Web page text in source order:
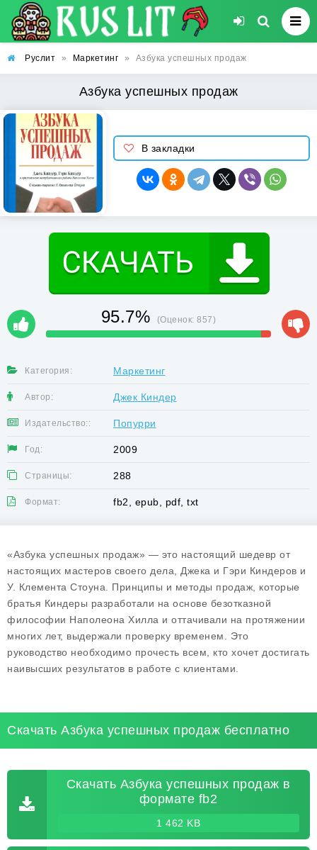
Руслит » Маркетинг » Азбука успешных продаж
Азбука успешных продаж
В закладки
95.7% (Оценок:857)
Категория: Маркетинг
Автор: Джек Киндер
Издательство:: Попурри
Год: 2009
Страницы: 288
Формат: fb2, epub, pdf, txt
«Азбука успешных продаж» — это настоящий шедевр от
настоящих мастеров своего дела, Джека и Гэри Киндеров и
У. Клемента Стоуна. Принципы и методы продаж, которые
братья Киндеры разработали на основе безотказной
философии Наполеона Хилла и оттачивали на протяжении
многих лет, выдержали проверку временем. Это
руководство необходимо прочесть всем, кто хочет достигать
наивысших результатов в работе с клиентами.
Скачать Азбука успешных продаж бесплатно
Скачать Азбука успешных продаж в
формате fb2
1 462 KB